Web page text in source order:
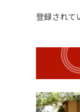
登録されて